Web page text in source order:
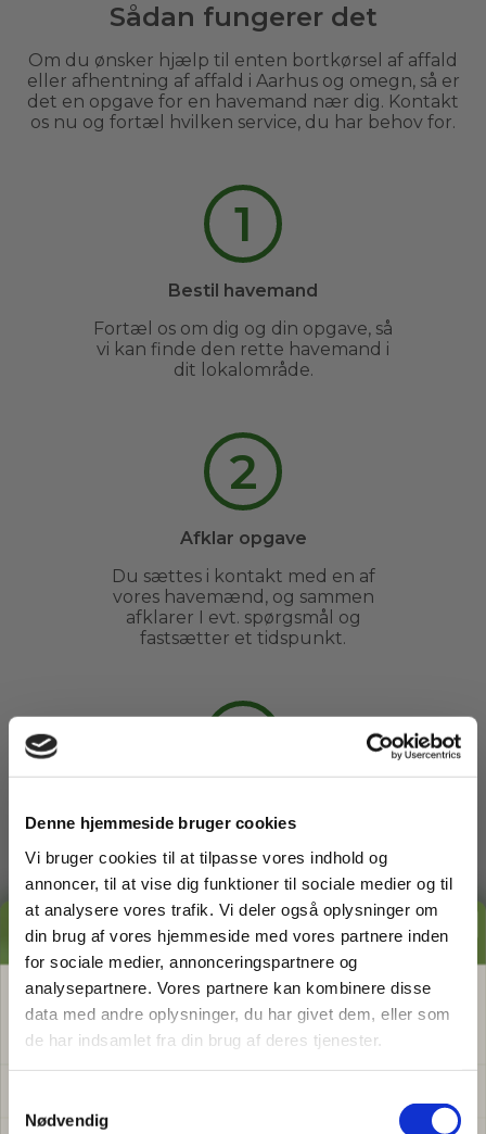
Denne hjemmeside bruger cookies
Vi bruger cookies til at tilpasse vores indhold og
annoncer, til at vise dig funktioner til sociale medier og til
at analysere vores trafik. Vi deler også oplysninger om
din brug af vores hjemmeside med vores partnere inden
for sociale medier, annonceringspartnere og
analysepartnere. Vores partnere kan kombinere disse
data med andre oplysninger, du har givet dem, eller som
de har indsamlet fra din brug af deres tjenester.
Nødvendig
Sådan fungerer det
Om du ønsker hjælp til enten bortkørsel af affald
eller afhentning af affald i Aarhus og omegn, så er
det en opgave for en havemand nær dig. Kontakt
os nu og fortæl hvilken service, du har behov for.
1
Bestil havemand
Fortæl os om dig og din opgave, så
vi kan finde den rette havemand i
dit lokalområde.
2
Afklar opgave
Du sættes i kontakt med en af
vores havemænd, og sammen
afklarer I evt. spørgsmål og
fastsætter et tidspunkt.
havemand ordner din have. Du
behøver ikke engang være
hjemme.
4
Betal faktura
Når arbejdet er udført modtager
GRATIS PRISESTIMAT
Hvad koster detegentligat få
hjælp i haven?
Få vores prisguide med faste timepriser, eksempler